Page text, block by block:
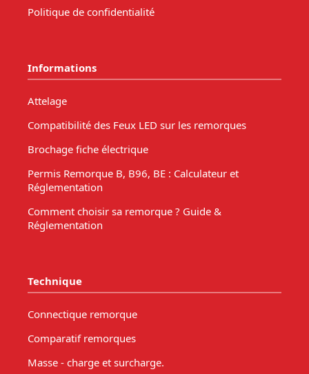
Politique de confidentialité
Informations
Attelage
Compatibilité des Feux LED sur les remorques
Brochage fiche électrique
Permis Remorque B, B96, BE : Calculateur et
Réglementation
Comment choisir sa remorque ? Guide &
Réglementation
Technique
Connectique remorque
Comparatif remorques
Masse - charge et surcharge.